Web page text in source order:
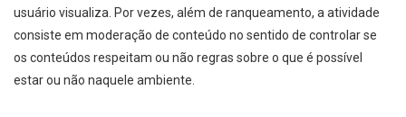
usuário visualiza. Por vezes, além de ranqueamento, a atividade
consiste em moderação de conteúdo no sentido de controlar se
os conteúdos respeitam ou não regras sobre o que é possível
estar ou não naquele ambiente.